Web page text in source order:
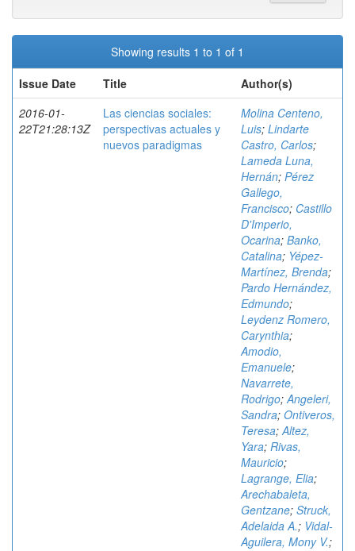
Showing results 1 to 1 of 1
Issue Date
Title
Author(s)
2016-01-
22T21:28:13Z
Las ciencias sociales:
perspectivas actuales y
nuevos paradigmas
Molina Centeno,
Luis; Lindarte
Castro, Carlos;
Lameda Luna,
Hernán; Pérez
Gallego,
Francisco; Castillo
D'Imperio,
Ocarina; Banko,
Catalina; Yépez-
Martínez, Brenda;
Pardo Hernández,
Edmundo;
Leydenz Romero,
Carynthia;
Amodio,
Emanuele;
Navarrete,
Rodrigo;Angeleri,
Sandra; Ontiveros,
Teresa;Altez,
Yara; Rivas,
Mauricio;
Lagrange, Elia;
Arechabaleta,
Gentzane; Struck,
Adelaida A.; Vidal-
Aguilera, Mony V.;